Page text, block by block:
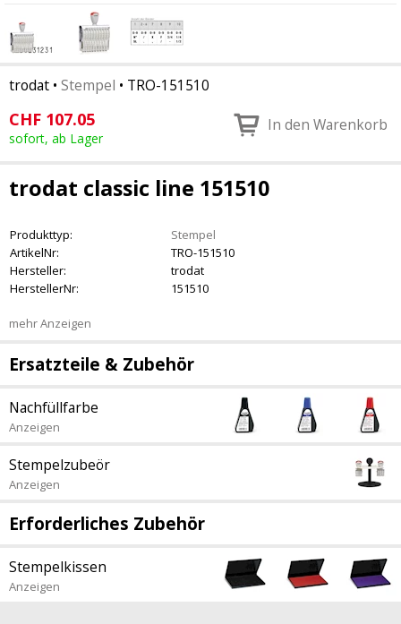
trodat • Stempel • TRO-151510
CHF 107.05
sofort, ab Lager
In den Warenkorb
trodat classic line 151510
Produkttyp:
Stempel
ArtikelNr:
TRO-151510
Hersteller:
trodat
HerstellerNr:
151510
mehr Anzeigen
Ersatzteile & Zubehör
Nachfüllfarbe
Anzeigen
Stempelzubeör
Anzeigen
Erforderliches Zubehör
Stempelkissen
Anzeigen